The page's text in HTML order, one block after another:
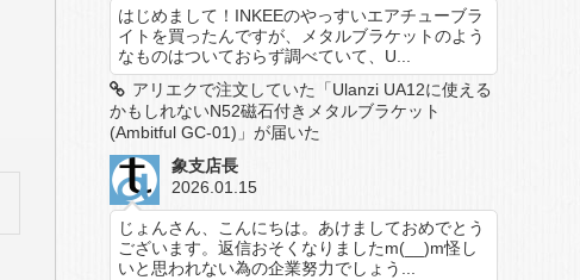
はじめまして！INKEEのやっすいエアチューブラ
イトを買ったんですが、メタルブラケットのよう
なものはついておらず調べていて、U...
アリエクで注文していた「Ulanzi UA12に使える
かもしれないN52磁石付きメタルブラケット
(Ambitful GC-01)」が届いた
象支店長
2026.01.15
じょんさん、こんにちは。あけましておめでとう
ございます。返信おそくなりましたm(__)m怪し
いと思われない為の企業努力でしょう...